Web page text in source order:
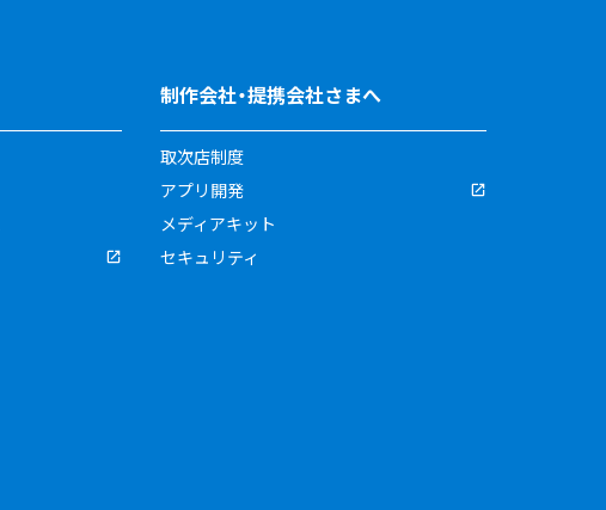
制作会社・提携会社さまへ
取次店制度
アプリ開発
メディアキット
セキュリティ